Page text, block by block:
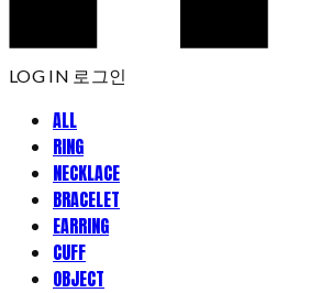
LOG IN 로그인
ALL
RING
NECKLACE
BRACELET
EARRING
CUFF
OBJECT